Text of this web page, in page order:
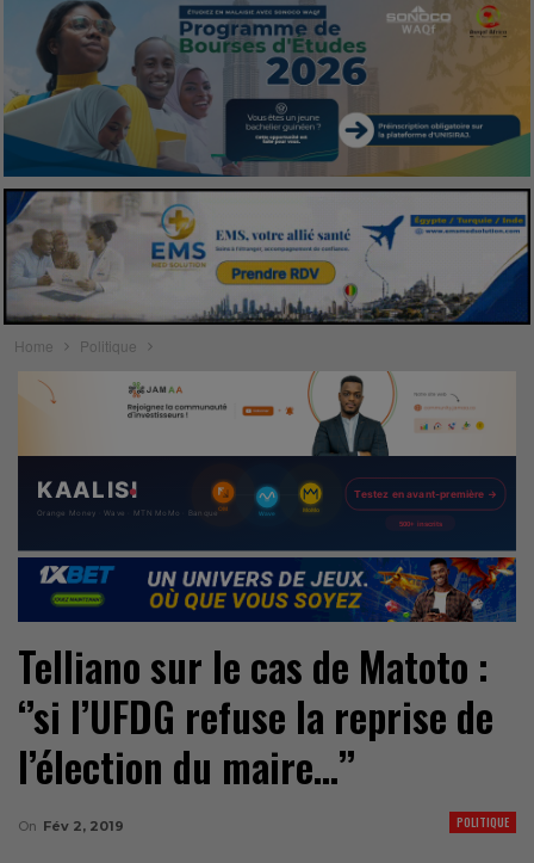
Home Politique
Telliano sur le cas de Matoto :
‘’si l’UFDG refuse la reprise de
l’élection du maire…’’
POLITIQUE
On Fév 2, 2019